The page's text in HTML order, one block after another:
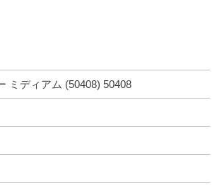
ミディアム (50408) 50408